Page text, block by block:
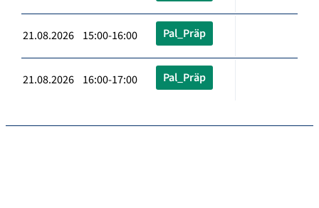
21.08.2026 15:00-16:00 Pal_Präp
21.08.2026 16:00-17:00 Pal_Präp